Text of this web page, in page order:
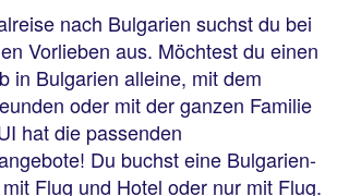
nach Bulgarien suchst du bei
Vorlieben aus. Möchtest du einen
in Bulgarien alleine, mit dem
oder mit der ganzen Familie
hat die passenden
Du buchst eine Bulgarien-
Flug und Hotel oder nur mit Flug.